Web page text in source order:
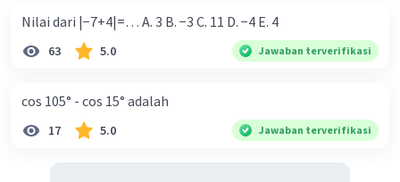
Nilai dari |−7+4|=… A. 3 B. −3 C. 11 D. −4 E. 4
63 5.0 Jawaban terverifikasi
cos 105° - cos 15° adalah
17 5.0 Jawaban terverifikasi